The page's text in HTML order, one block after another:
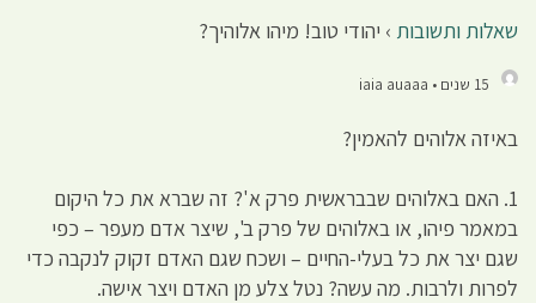
שאלות ותשובות › יהודי טוב! מיהו אלוהיך?
15 שנים • iaia auaaa
באיזה אלוהים להאמין?
1. האם באלוהים שבבראשית פרק א'? זה שברא את כל היקום
במאמר פיהו, או באלוהים של פרק ב', שיצר אדם מעפר – כפי
שגם יצר את כל בעלי-החיים – ושכח שגם האדם זקוק לנקבה כדי
לפרות ולרבות. מה עשה? נטל צלע מן האדם ויצר אישה.